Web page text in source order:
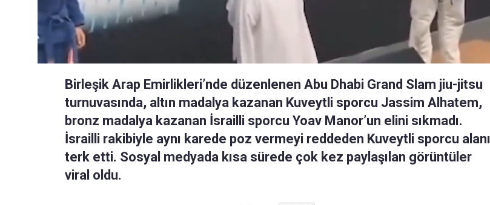
Birleşik Arap Emirlikleri’nde düzenlenen Abu Dhabi Grand Slam jiu-jitsu
turnuvasında, altın madalya kazanan Kuveytli sporcu Jassim Alhatem,
bronz madalya kazanan İsrailli sporcu Yoav Manor’un elini sıkmadı.
İsrailli rakibiyle aynı karede poz vermeyi reddeden Kuveytli sporcu alanı
terk etti. Sosyal medyada kısa sürede çok kez paylaşılan görüntüler
viral oldu.